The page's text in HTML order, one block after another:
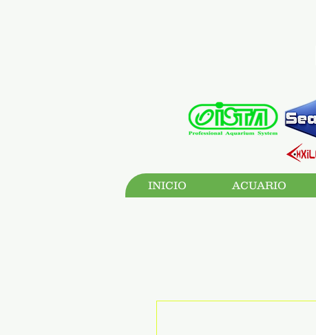
INICIO ACUARIO